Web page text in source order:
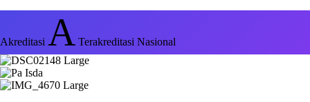
Akreditasi A Terakreditasi Nasional